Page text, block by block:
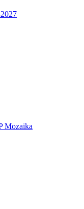
Mozaika